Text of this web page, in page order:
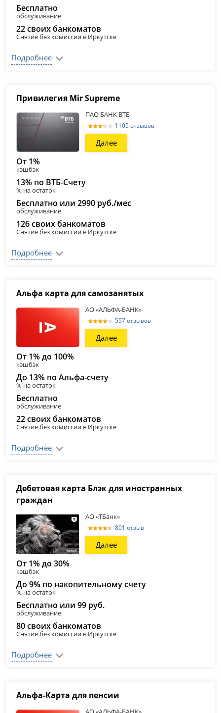
Бесплатно
обслуживание
22 своих банкоматов
Снятие без комиссии в Иркутске
Подробнее
Привилегия Mir Supreme
ПАО БАНК ВТБ
1105 отзывов
Далее
От 1%
кэшбэк
13% по ВТБ-Счету
% на остаток
Бесплатно или 2990 руб./мес
обслуживание
126 своих банкоматов
Снятие без комиссии в Иркутске
Подробнее
Альфа карта для самозанятых
АО «АЛЬФА-БАНК»
557 отзывов
Далее
От 1% до 100%
кэшбэк
До 13% по Альфа-счету
% на остаток
Бесплатно
обслуживание
22 своих банкоматов
Снятие без комиссии в Иркутске
Подробнее
Дебетовая карта Блэк для иностранных
граждан
АО «ТБанк»
801 отзыв
Далее
От 1% до 30%
кэшбэк
До 9% по накопительному счету
% на остаток
Бесплатно или 99 руб.
обслуживание
80 своих банкоматов
Снятие без комиссии в Иркутске
Подробнее
Альфа-Карта для пенсии